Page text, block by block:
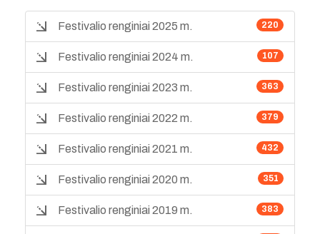
220
Festivalio renginiai 2025 m.
107
Festivalio renginiai 2024 m.
363
Festivalio renginiai 2023 m.
379
Festivalio renginiai 2022 m.
432
Festivalio renginiai 2021 m.
351
Festivalio renginiai 2020 m.
383
Festivalio renginiai 2019 m.